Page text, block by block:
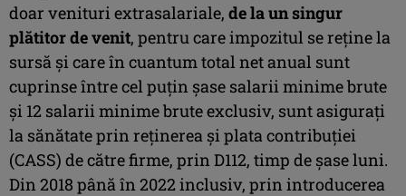
doar venituri extrasalariale, de la un singur
plătitor de venit, pentru care impozitul se reţine la
sursă şi care în cuantum total net anual sunt
cuprinse între cel puţin şase salarii minime brute
şi 12 salarii minime brute exclusiv, sunt asiguraţi
la sănătate prin reţinerea şi plata contribuţiei
(CASS) de către firme, prin D112, timp de şase luni.
Din 2018 până în 2022 inclusiv, prin introducerea